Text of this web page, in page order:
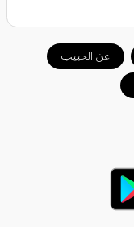
عن الحبيب